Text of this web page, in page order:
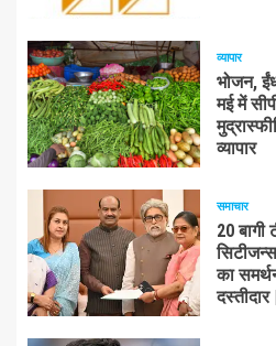
व्यापार
भोजन,
मई में
व्यापार
समाचार
20
का